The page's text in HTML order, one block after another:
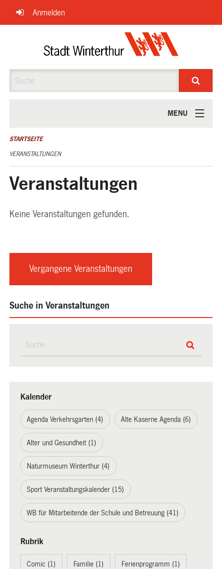
Navigation
überspringen
Anmelden
MENU
ÜBER UNS
STARTSEITE
VERANSTALTUNGEN
Veranstaltungen
Keine Veranstaltungen gefunden.
Vergangene Veranstaltungen
Suche in Veranstaltungen
Kalender
Agenda Verkehrsgarten (4) Alte Kaserne Agenda (6)
Alter und Gesundheit (1)
Naturmuseum Winterthur (4)
Sport Veranstaltungskalender (15)
WB für Mitarbeitende der Schule und Betreuung (41)
Rubrik
Comic (1) Familie (1) Ferienprogramm (1)